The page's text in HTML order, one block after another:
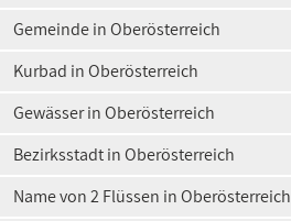
Gemeinde in Oberösterreich
Kurbad in Oberösterreich
Gewässer in Oberösterreich
Bezirksstadt in Oberösterreich
Name von 2 Flüssen in Oberösterreich